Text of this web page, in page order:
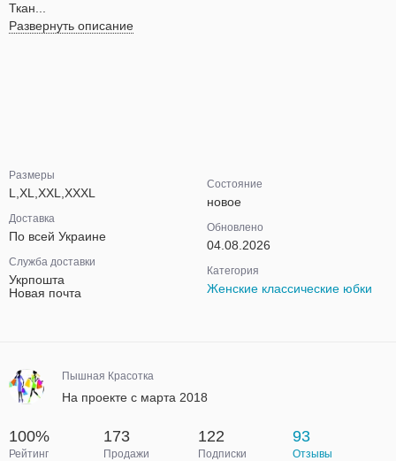
Ткан...
Развернуть описание
Размеры
L,XL,XXL,XXXL
Доставка
По всей Украине
Служба доставки
Укрпошта
Новая почта
Состояние
новое
Обновлено
04.08.2026
Категория
Женские классические юбки
Пышная Красотка
На проекте с марта 2018
100%
Рейтинг
173
Продажи
122
Подписки
93
Отзывы